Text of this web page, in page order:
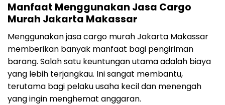
Manfaat Menggunakan Jasa Cargo
Murah Jakarta Makassar
Menggunakan jasa cargo murah Jakarta Makassar
memberikan banyak manfaat bagi pengiriman
barang. Salah satu keuntungan utama adalah biaya
yang lebih terjangkau. Ini sangat membantu,
terutama bagi pelaku usaha kecil dan menengah
yang ingin menghemat anggaran.